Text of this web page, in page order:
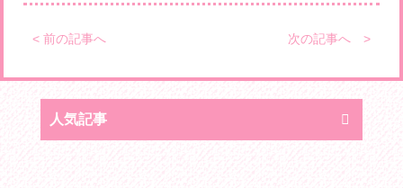
< 前の記事へ 次の記事へ >
人気記事